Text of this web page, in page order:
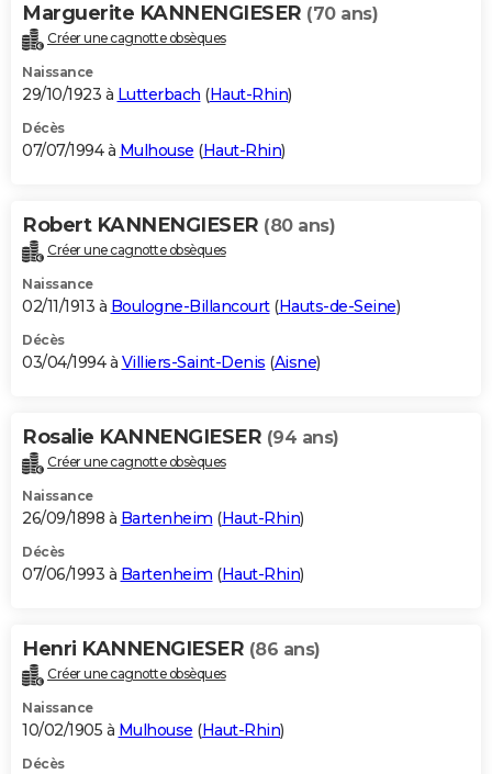
Marguerite KANNENGIESER (70 ans)
Créer une cagnotte obsèques
Naissance
29/10/1923 à Lutterbach (Haut-Rhin)
Décès
07/07/1994 à Mulhouse (Haut-Rhin)
Robert KANNENGIESER (80 ans)
Créer une cagnotte obsèques
Naissance
02/11/1913 à Boulogne-Billancourt(Hauts-de-Seine)
Décès
03/04/1994 à Villiers-Saint-Denis (Aisne)
Rosalie KANNENGIESER (94 ans)
Créer une cagnotte obsèques
Naissance
26/09/1898 à Bartenheim (Haut-Rhin)
Décès
07/06/1993 à Bartenheim (Haut-Rhin)
Henri KANNENGIESER (86 ans)
Créer une cagnotte obsèques
Naissance
10/02/1905 à Mulhouse (Haut-Rhin)
Décès